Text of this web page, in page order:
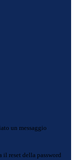
un messaggio
il reset della password